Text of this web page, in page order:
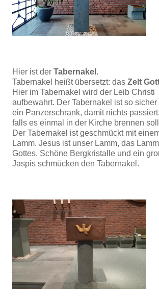
Hier ist der Tabernakel.
Tabernakel heißt übersetzt: das Zelt
Hier im Tabernakel wird der Leib Christi
aufbewahrt. Der Tabernakel ist so sicher
ein Panzerschrank, damit nichts passiert,
falls es einmal in der Kirche brennen
Der Tabernakel ist geschmückt mit
Lamm. Jesus ist unser Lamm, das Lamm
Gottes. Schöne Bergkristalle und ein
Jaspis schmücken den Tabernakel.